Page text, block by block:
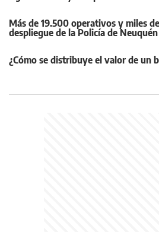
Más de 19.500 operativos y miles
despliegue de la Policía de Neuquén
¿Cómo se distribuye el valor de un